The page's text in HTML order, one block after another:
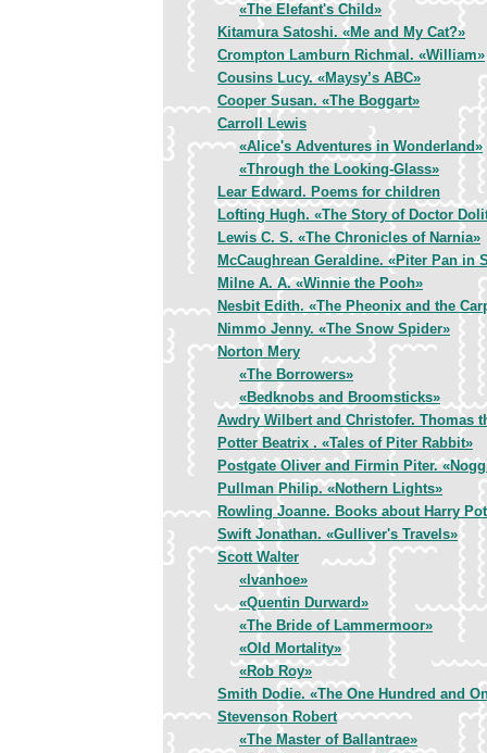
«The Elefant's Child»
Kitamura Satoshi. «Me and My Cat?»
Crompton Lamburn Richmal. «William»
Cousins Lucy. «Maysy’s ABC»
Cooper Susan. «The Boggart»
Carroll Lewis
«Alice's Adventures in Wonderland»
«Through the Looking-Glass»
Lear Edward. Poems for children
Lofting Hugh. «The Story of Doctor
Lewis C. S. «The Chronicles of Narnia»
McCaughrean Geraldine. «Piter Pan in
Milne A. A. «Winnie the Pooh»
Nesbit Edith. «The Pheonix and the
Nimmo Jenny. «The Snow Spider»
Norton Mery
«The Borrowers»
«Bedknobs and Broomsticks»
Awdry Wilbert and Christofer. Thomas
Potter Beatrix . «Tales of Piter Rabbit»
Postgate Oliver and Firmin Piter.
Pullman Philip. «Nothern Lights»
Rowling Joanne. Books about Harry
Swift Jonathan. «Gulliver's Travels»
Scott Walter
«Ivanhoe»
«Quentin Durward»
«The Bride of Lammermoor»
«Old Mortality»
«Rob Roy»
Smith Dodie. «The One Hundred and
Stevenson Robert
«The Master of Ballantrae»